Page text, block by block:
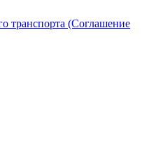
транспорта (Соглашение